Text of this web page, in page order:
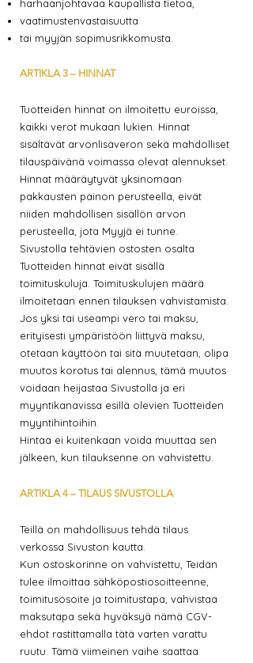
harhaanjohtavaa kaupallista tietoa,
vaatimustenvastaisuutta
tai myyjän sopimusrikkomusta.
ARTIKLA 3 – HINNAT
Tuotteiden hinnat on ilmoitettu euroissa,
kaikki verot mukaan lukien. Hinnat
sisältävät arvonlisäveron sekä mahdolliset
tilauspäivänä voimassa olevat alennukset.
Hinnat määräytyvät yksinomaan
pakkausten painon perusteella, eivät
niiden mahdollisen sisällön arvon
perusteella, jota Myyjä ei tunne.
Sivustolla tehtävien ostosten osalta
Tuotteiden hinnat eivät sisällä
toimituskuluja. Toimituskulujen määrä
ilmoitetaan ennen tilauksen vahvistamista.
Jos yksi tai useampi vero tai maksu,
erityisesti ympäristöön liittyvä maksu,
otetaan käyttöön tai sitä muutetaan, olipa
muutos korotus tai alennus, tämä muutos
voidaan heijastaa Sivustolla ja eri
myyntikanavissa esillä olevien Tuotteiden
myyntihintoihin.
Hintaa ei kuitenkaan voida muuttaa sen
jälkeen, kun tilauksenne on vahvistettu.
ARTIKLA 4 – TILAUS SIVUSTOLLA
Teillä on mahdollisuus tehdä tilaus
verkossa Sivuston kautta.
Kun ostoskorinne on vahvistettu, Teidän
tulee ilmoittaa sähköpostiosoitteenne,
toimitusosoite ja toimitustapa, vahvistaa
maksutapa sekä hyväksyä nämä CGV-
ehdot rastittamalla tätä varten varattu
ruutu. Tämä viimeinen vaihe saattaa